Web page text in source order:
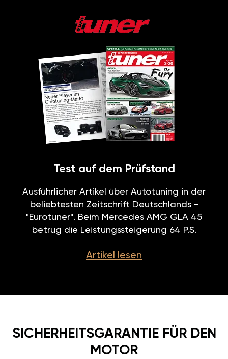
Test auf dem Prüfstand
Ausführlicher Artikel über Autotuning in der
beliebtesten Zeitschrift Deutschlands -
"Eurotuner". Beim Mercedes AMG GLA 45
betrug die Leistungssteigerung 64 P.S.
Artikel lesen
SICHERHEITSGARANTIE FÜR DEN
MOTOR